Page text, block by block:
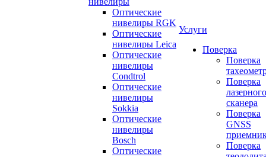
Оптические
нивелиры RGK
Оптические
нивелиры Leica
Оптические
нивелиры
Condtrol
Оптические
нивелиры
Sokkia
Оптические
нивелиры
Bosch
Оптические
Услуги
Поверка
Поверка
Поверка
лазерного
сканера
Поверка
GNSS
Поверка